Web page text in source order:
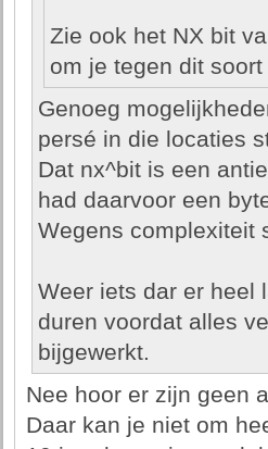
Zie ook het NX bit
om je tegen dit
Genoeg
persé in die locaties
Dat nx^bit is een
had daarvoor een
Wegens complexiteit
Weer iets dar er heel
duren voordat alles
bijgewerkt.
Nee hoor er zijn geen
Daar kan je niet om